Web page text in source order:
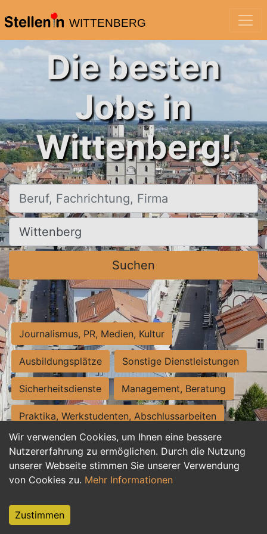
WITTENBERG
Wir verwenden Cookies, um Ihnen eine bessere
Nutzererfahrung zu ermöglichen. Durch die Nutzung
unserer Webseite stimmen Sie unserer Verwendung
von Cookies zu. Mehr Informationen
Zustimmen
Die besten
Jobs in
Wittenberg!
Beruf, Fachrichtung, Firma
Ort, Stadt
Suchen
Journalismus, PR, Medien, Kultur
Ausbildungsplätze Sonstige Dienstleistungen
Sicherheitsdienste Management, Beratung
Praktika, Werkstudenten, Abschlussarbeiten
Personalwesen Assistenz, Sekretariat
Hilfskräfte, Aushilfs- und Nebenjobs
Weiterbildung, Studium, duale Ausbildung